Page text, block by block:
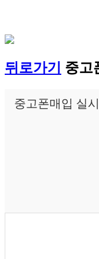
뒤로가기 중고
중고폰매입 실